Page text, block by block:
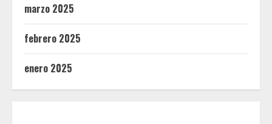
marzo 2025
febrero 2025
enero 2025